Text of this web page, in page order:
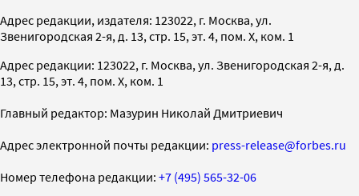
Адрес редакции, издателя: 123022, г. Москва, ул.
Звенигородская 2-я, д. 13, стр. 15, эт. 4, пом. X, ком. 1
Адрес редакции: 123022, г. Москва, ул. Звенигородская 2-я, д.
13, стр. 15, эт. 4, пом. X, ком. 1
Главный редактор: Мазурин Николай Дмитриевич
Адрес электронной почты редакции: press-release@forbes.ru
Номер телефона редакции: +7 (495) 565-32-06